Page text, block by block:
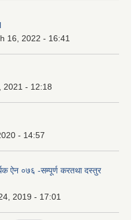
16, 2022 - 16:41
2021 - 12:18
- 14:57
ऐन ०७६ -सम्पूर्ण करतथा दस्तुर
2019 - 17:01